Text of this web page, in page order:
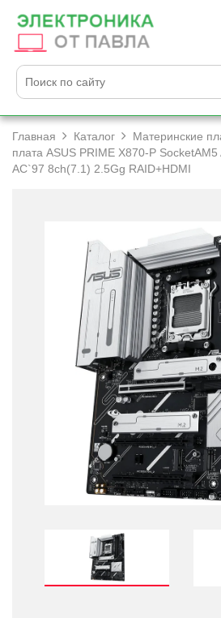
Главная Каталог Материнские
плата ASUS PRIME X870-P
AC`97 8ch(7.1) 2.5Gg RAID+­HDMI